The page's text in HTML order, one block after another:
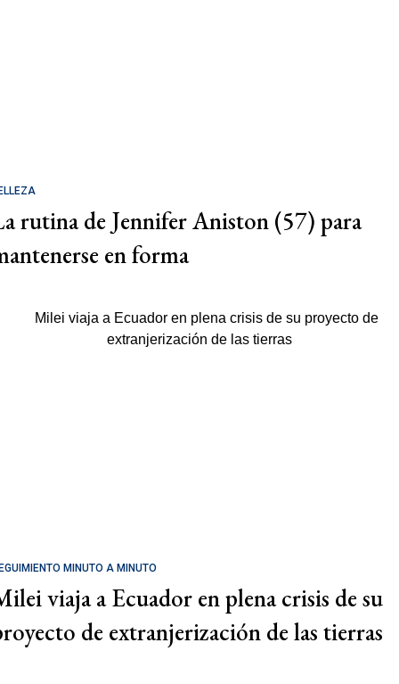
rutina de Jennifer Aniston (57) para
en forma
MINUTO A MINUTO
viaja a Ecuador en plena crisis de su
de extranjerización de las tierras